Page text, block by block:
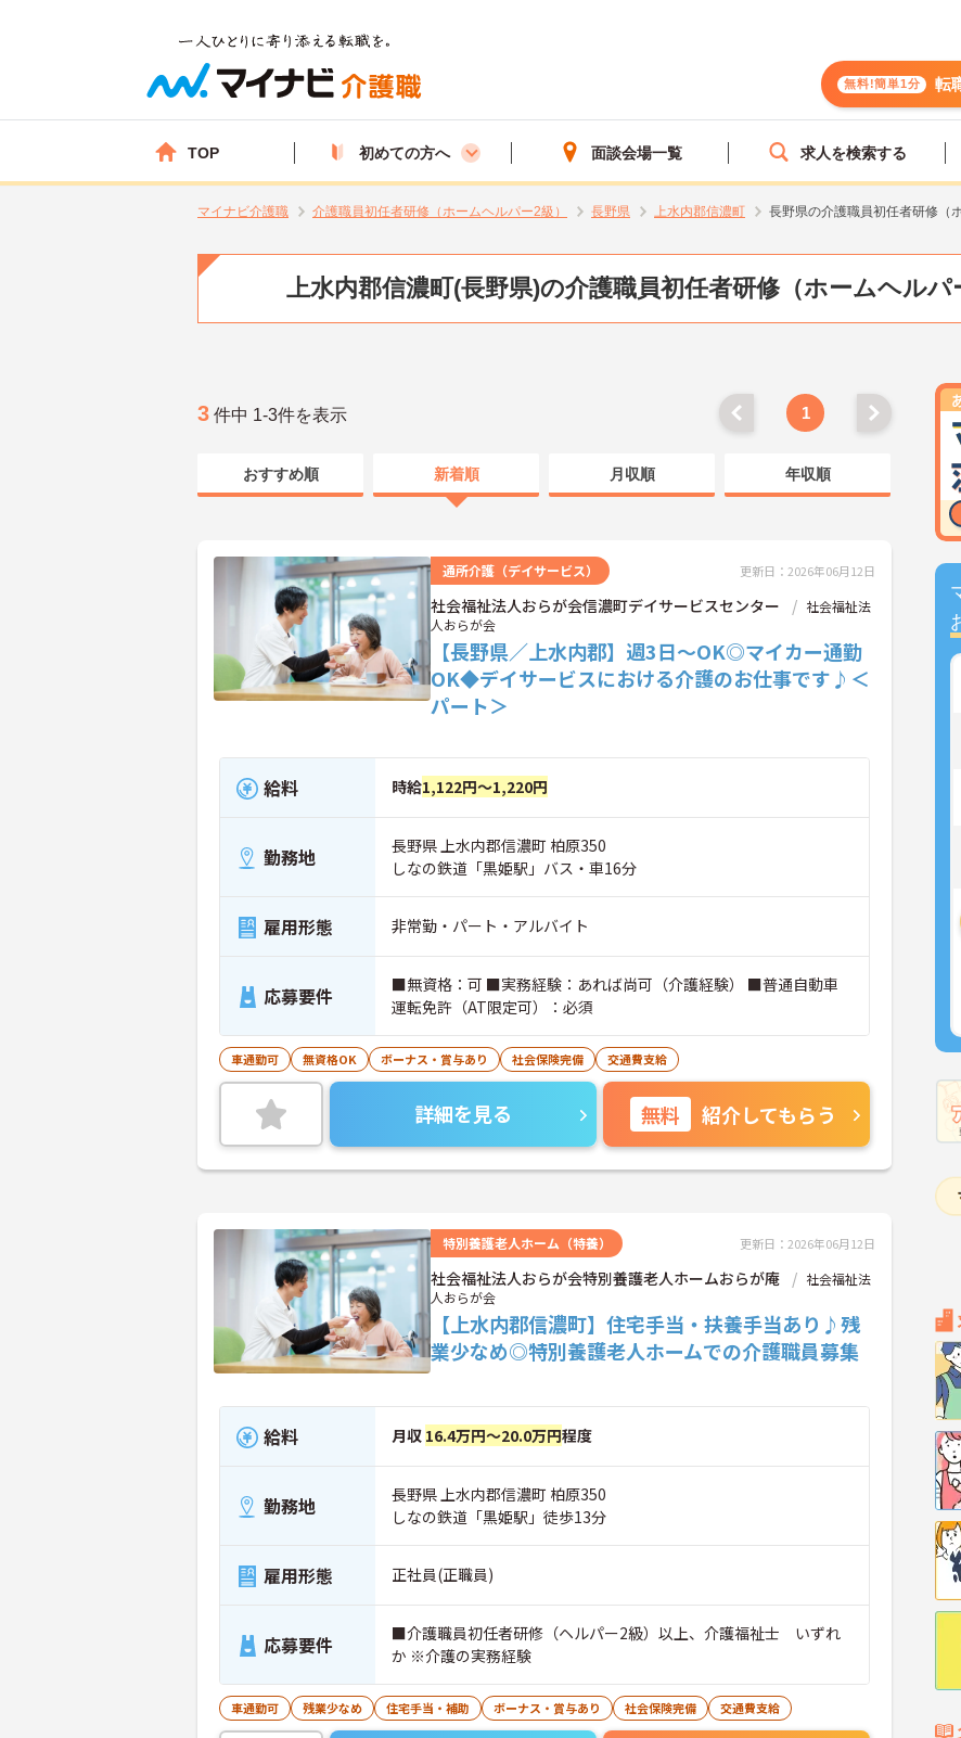
無料!簡単1分 転
TOP 初めての方へ 面談会場一覧 求人を検索する
マイナビ介護職 介護職員初任者研修（ホームヘルパー2級） 長野県 上水内郡信濃町 長野県の介護職員初任者研修（
上水内郡信濃町(長野県)の介護職員初任者研修（ホームヘルパ
3 件中 1-3件を表示 1
おすすめ順 新着順 月収順 年収順
通所介護（デイサービス） 更新日：2026年06月12日
社会福祉法人おらが会信濃町デイサービスセンター
社会福祉法
人おらが会
【長野県／上水内郡】週3日～OK◎マイカー通勤
OK◆デイサービスにおける介護のお仕事です♪＜
パート＞
給料 時給1,122円～1,220円
勤務地
長野県 上水内郡信濃町 柏原350
しなの鉄道「黒姫駅」バス・車16分
雇用形態 非常勤・パート・アルバイト
応募要件
■無資格：可 ■実務経験：あれば尚可（介護経験） ■普通自動車
運転免許（AT限定可）：必須
車通勤可 無資格OK ボーナス・賞与あり 社会保険完備 交通費支給
詳細を見る 無料 紹介してもらう
特別養護老人ホーム（特養） 更新日：2026年06月12日
社会福祉法人おらが会特別養護老人ホームおらが庵
社会福祉法
人おらが会
【上水内郡信濃町】住宅手当・扶養手当あり♪残
業少なめ◎特別養護老人ホームでの介護職員募集
給料 月収 16.4万円～20.0万円程度
勤務地
長野県 上水内郡信濃町 柏原350
しなの鉄道「黒姫駅」徒歩13分
雇用形態 正社員(正職員)
応募要件
■介護職員初任者研修（ヘルパー2級）以上、介護福祉士 いずれ
か ※介護の実務経験
車通勤可 残業少なめ 住宅手当・補助 ボーナス・賞与あり 社会保険完備 交通費支給